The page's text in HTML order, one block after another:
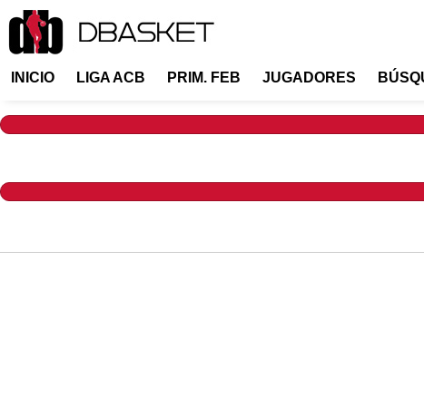
INICIO LIGA ACB PRIM. FEB JUGADORES